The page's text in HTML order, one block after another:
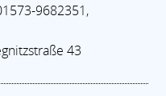
9682351,
43